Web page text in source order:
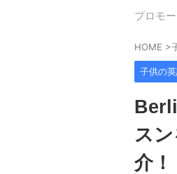
プロモ
HOME >
子供の
ス
介！